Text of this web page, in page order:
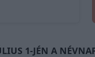
1-JÉN A